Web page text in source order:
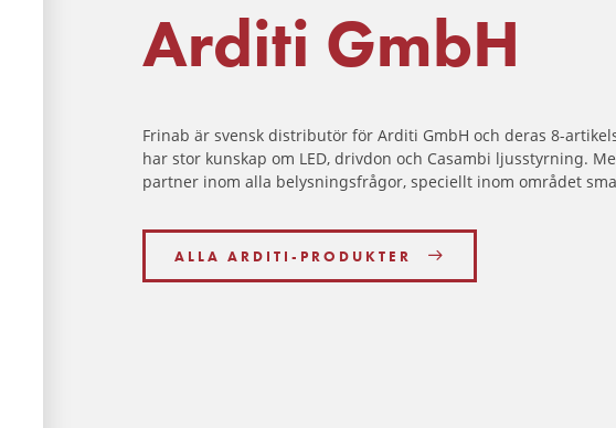
Arditi GmbH
Frinab är svensk distributör för Arditi GmbH och deras 8-
har stor kunskap om LED, drivdon och Casambi ljusstyrning.
partner inom alla belysningsfrågor, speciellt inom området
ALLA ARDITI-PRODUKTER